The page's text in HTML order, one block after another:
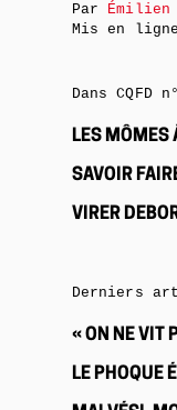
Par Émilien
Mis en
Dans CQFD
LES MÔMES
SAVOIR
VIRER
Derniers
« ON NE VIT
LE PHOQUE